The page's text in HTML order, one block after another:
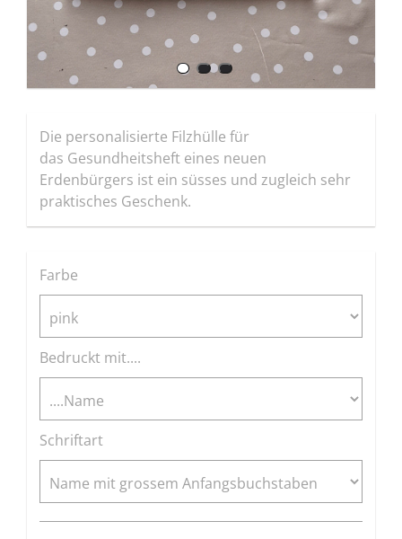
Die personalisierte Filzhülle für
das Gesundheitsheft eines neuen
Erdenbürgers ist ein süsses und zugleich sehr
praktisches Geschenk.
Farbe
Bedruckt mit....
Schriftart